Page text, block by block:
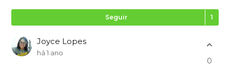
Seguir
Joyce Lopes
há 1 ano
0